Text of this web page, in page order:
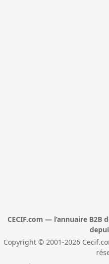
CECIF.com — l’annuaire
Copyright © 2001-2026